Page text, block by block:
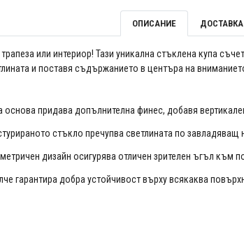
ОПИСАНИЕ ДОСТАВКА
или интериор! Тази уникална стъклена купа
и поставя съдържанието в центъра на
основа придава допълнителна финес, добавя
стъкло пречупва светлината по
дизайн осигурява отличен зрителен ъгъл към
гарантира добра устойчивост върху всякаква